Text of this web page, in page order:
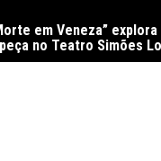
em Veneza”
no Teatro Simões